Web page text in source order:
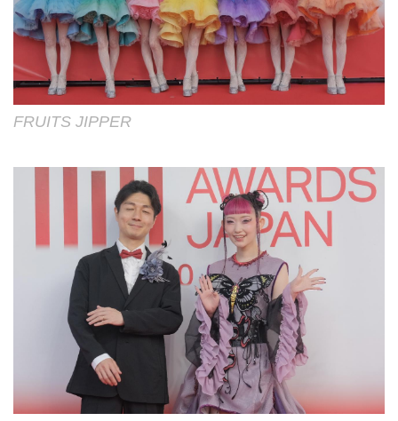
FRUITS JIPPER